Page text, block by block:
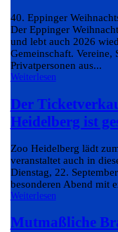
40. Eppinger
Der Eppinger
und lebt auch 2026
Gemeinschaft. Vereine,
Privatpersonen aus...
Weiterlesen
Der
Heidelberg ist
Zoo Heidelberg lädt
veranstaltet auch in
Dienstag, 22.
besonderen Abend mit
Weiterlesen
Mutmaßliche